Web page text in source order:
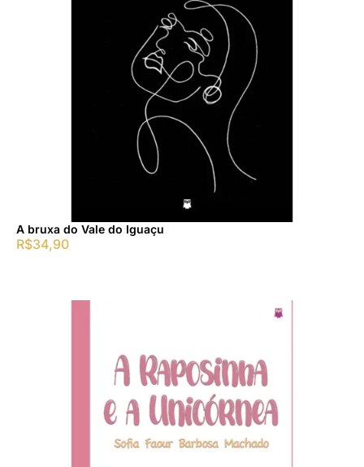
A bruxa do Vale do Iguaçu
R$34,90